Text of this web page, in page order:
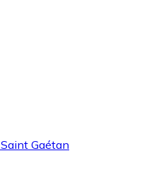
Saint Gaétan